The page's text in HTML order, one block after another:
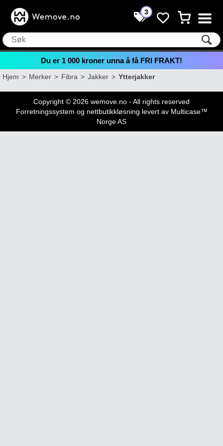
3
Du er 1 000 kroner unna å få FRI FRAKT!
Hjem>Merker>Fibra>Jakker>Ytterjakker
Copyright © 2026 wemove.no - All rights reserved
Forretningssystem og nettbutikkløsning levert av Multicase™
Norge AS